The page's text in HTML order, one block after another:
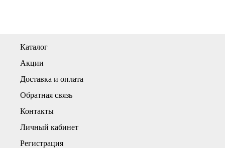
Каталог
Акции
Доставка и оплата
Обратная связь
Контакты
Личный кабинет
Регистрация